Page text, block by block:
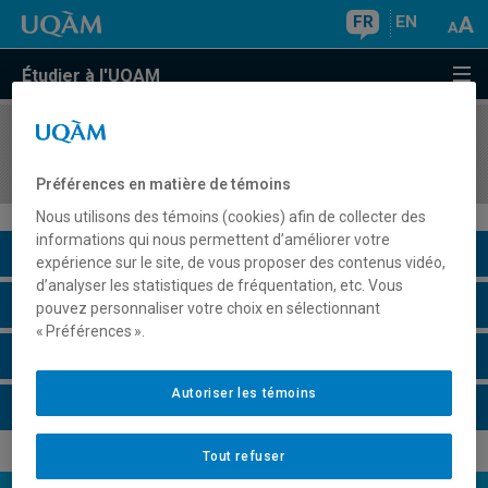
FR EN
Étudier à l'UQAM
COURS//
Description du cours
Horaire - Été 2026
Préférences en matière de témoins
Nous utilisons des témoins (cookies) afin de collecter des
informations qui nous permettent d’améliorer votre
expérience sur le site, de vous proposer des contenus vidéo,
d’analyser les statistiques de fréquentation, etc. Vous
pouvez personnaliser votre choix en sélectionnant
« Préférences ».
Tout refuser
Autoriser les témoins